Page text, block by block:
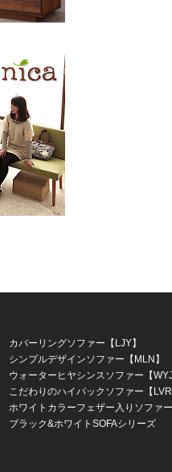
カバーリングソファー【LJY】
シンプルデザインソファー【MLN】
ウォーターヒヤシンスソファー【
こだわりのハイバックソファー【
ホワイトカラーフェザー入りソファ
ブラック&ホワイトSOFAシリーズ